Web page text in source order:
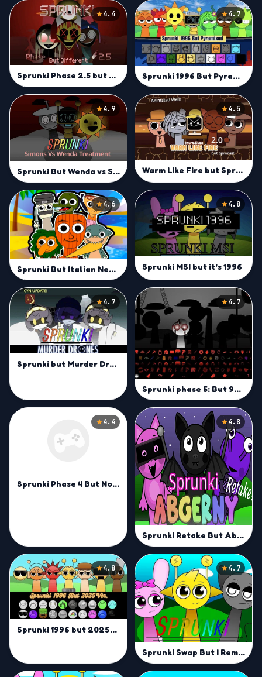
4.4
Sprunki Phase 2.5 but Different
4.7
Sprunki 1996 But Pyramixed
4.9
Sprunki But Wenda vs Simon Treatment
4.5
Warm Like Fire but Sprunki 2.0
4.6
Sprunki But Italian Neuro Animals Merge
4.8
Sprunki MSI but it's 1996
4.7
Sprunki but Murder Drones!
4.7
Sprunki phase 5: But 90 Polos
4.4
Sprunki Phase 4 But Normal
4.8
Sprunki Retake But Abgerny
4.8
Sprunki 1996 but 2025 Ver.
4.7
Sprunki Swap But I Remake | Mix with Swapped Characters